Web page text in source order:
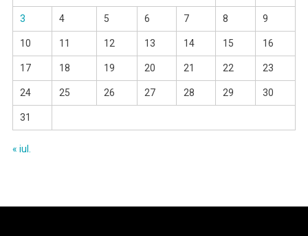
3 4 5 6 7 8 9
10 11 12 13 14 15 16
17 18 19 20 21 22 23
24 25 26 27 28 29 30
31
« iul.